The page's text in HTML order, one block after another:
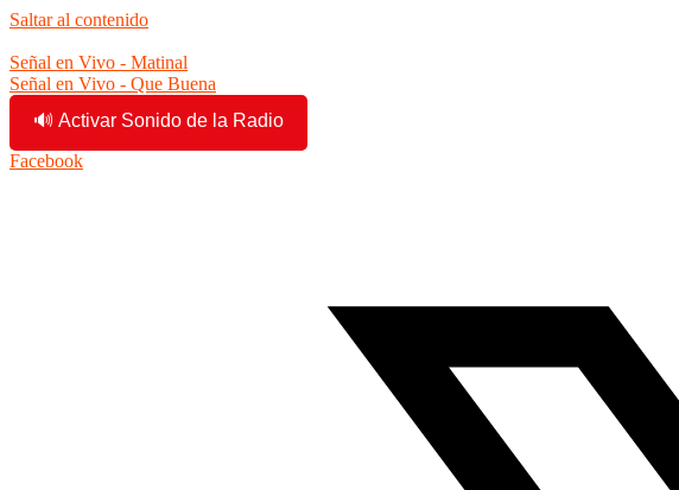
Saltar al contenido
Señal en Vivo - Matinal
Señal en Vivo - Que Buena
🔊 Activar Sonido de la Radio
Facebook